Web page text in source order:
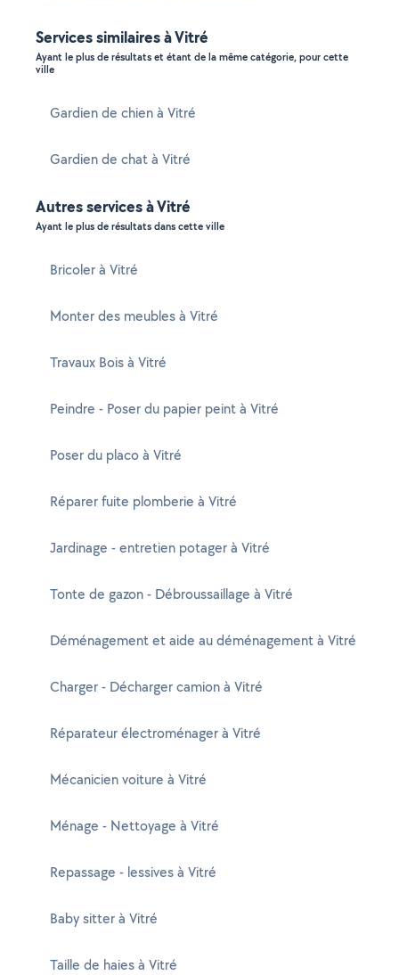
Services similaires à Vitré
Ayant le plus de résultats et étant de la même catégorie, pour cette
ville
Gardien de chien à Vitré
Gardien de chat à Vitré
Autres services à Vitré
Ayant le plus de résultats dans cette ville
Bricoler à Vitré
Monter des meubles à Vitré
Travaux Bois à Vitré
Peindre - Poser du papier peint à Vitré
Poser du placo à Vitré
Réparer fuite plomberie à Vitré
Jardinage - entretien potager à Vitré
Tonte de gazon - Débroussaillage à Vitré
Déménagement et aide au déménagement à Vitré
Charger - Décharger camion à Vitré
Réparateur électroménager à Vitré
Mécanicien voiture à Vitré
Ménage - Nettoyage à Vitré
Repassage - lessives à Vitré
Baby sitter à Vitré
Taille de haies à Vitré